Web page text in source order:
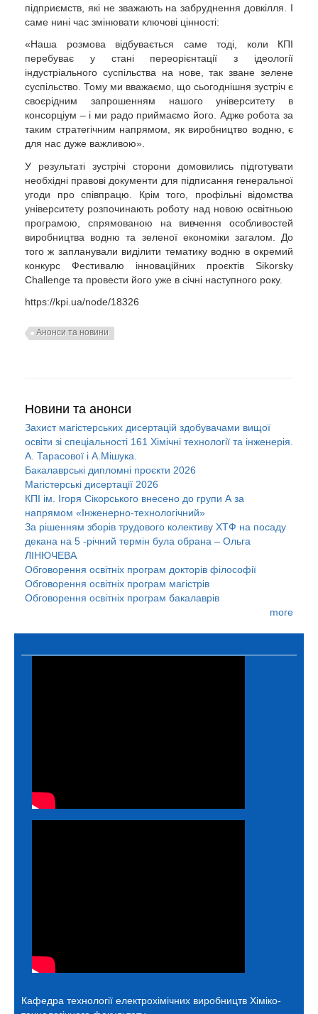
підприємств, які не зважають на забруднення довкілля. І
саме нині час змінювати ключові цінності:
«Наша розмова відбувається саме тоді, коли КПІ
перебуває у стані переорієнтації з ідеології
індустріального суспільства на нове, так зване зелене
суспільство. Тому ми вважаємо, що сьогоднішня зустріч є
своєрідним запрошенням нашого університету в
консорціум – і ми радо приймаємо його. Адже робота за
таким стратегічним напрямом, як виробництво водню, є
для нас дуже важливою».
У результаті зустрічі сторони домовились підготувати
необхідні правові документи для підписання генеральної
угоди про співпрацю. Крім того, профільні відомства
університету розпочинають роботу над новою освітньою
програмою, спрямованою на вивчення особливостей
виробництва водню та зеленої економіки загалом. До
того ж запланували виділити тематику водню в окремий
конкурс Фестивалю інноваційних проєктів Sikorsky
Challenge та провести його уже в січні наступного року.
https://kpi.ua/node/18326
Анонси та новини
Новини та анонси
Захист магістерських дисертацій здобувачами вищої
освіти зі спеціальності 161 Хімічні технології та інженерія.
А. Тарасової і А.Мішука.
Бакалаврські дипломні проєкти 2026
Магістерські дисертації 2026
КПІ ім. Ігоря Сікорського внесено до групи А за
напрямом «Інженерно-технологічний»
За рішенням зборів трудового колективу ХТФ на посаду
декана на 5 -річний термін була обрана – Ольга
ЛІНЮЧЕВА
Обговорення освітніх програм докторів філософії
Обговорення освітніх програм магістрів
Обговорення освітніх програм бакалаврів
more
Кафедра технології електрохімічних виробництв Хіміко-